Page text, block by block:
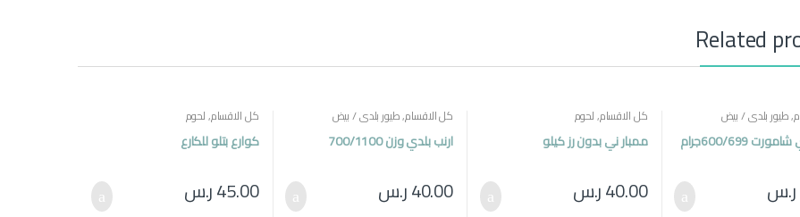
Related
,طيور بلدي / بيض
600/699جرام
ر.س
كل الاقسام,لحوم
ممبار ني بدون رز كيلو
40.00ر.س
كل الاقسام,طيور بلدي / بيض
ارنب بلدي وزن 700/1100
40.00ر.س
كل الاقسام,لحوم
كوارع بتلو للكارع
45.00ر.س